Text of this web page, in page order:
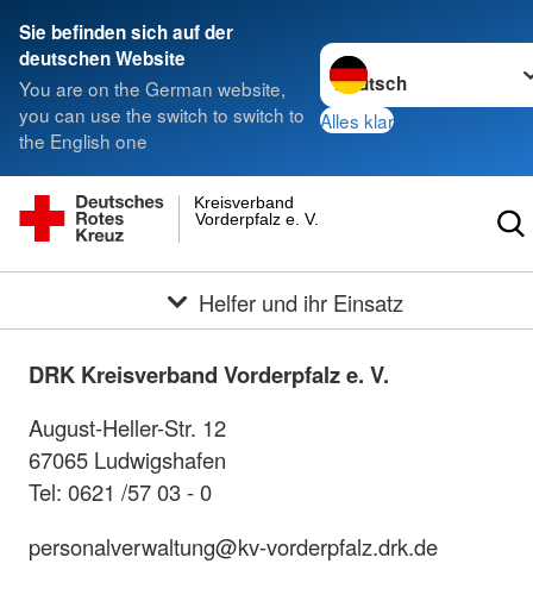
Sie befinden sich auf der
deutschen Website
You are on the German website,
you can use the switch to switch to
the English one
Sprache wechseln zu
Alles klar
Vorderpfalz e. V.
Kreisverband
Helfer und ihr Einsatz
DRK Kreisverband Vorderpfalz e. V.
August-Heller-Str. 12
67065 Ludwigshafen
Tel: 0621 /57 03 - 0
personalverwaltung@kv-vorderpfalz.drk.de